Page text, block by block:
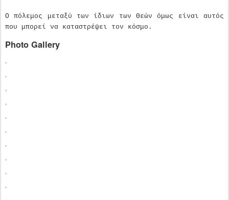
Ο πόλεμος μεταξύ των ίδιων των Θεών όμως είναι αυτός
που μπορεί να καταστρέψει τον κόσμο.
Photo Gallery